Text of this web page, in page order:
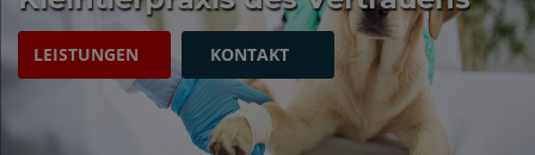
LEISTUNGEN KONTAKT